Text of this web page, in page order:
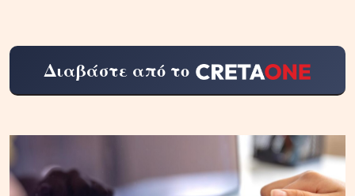
Διαβάστε από το